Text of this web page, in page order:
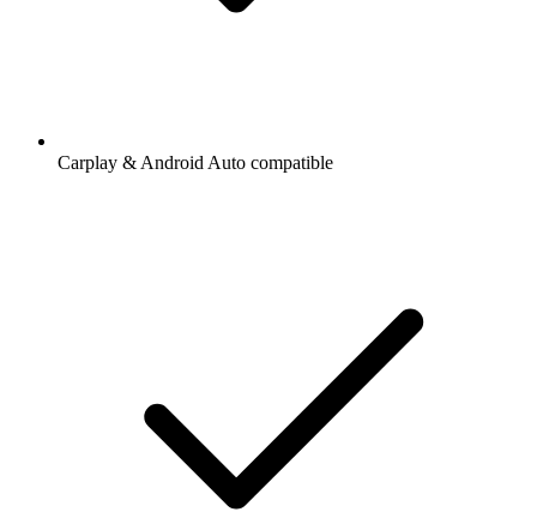
Carplay & Android Auto compatible